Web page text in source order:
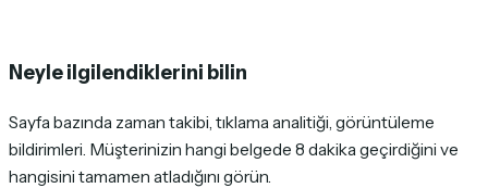
Neyle ilgilendiklerini bilin
Sayfa bazında zaman takibi, tıklama analitiği, görüntüleme
bildirimleri. Müşterinizin hangi belgede 8 dakika geçirdiğini ve
hangisini tamamen atladığını görün.